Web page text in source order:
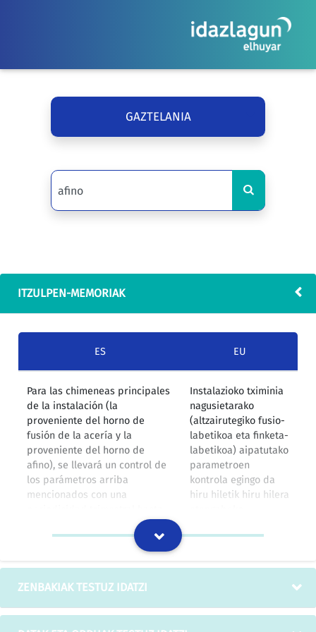
GAZTELANIA
ITZULPEN-MEMORIAK
ES EU
Para las chimeneas principales
de la instalación (la
proveniente del horno de
fusión de la acería y la
proveniente del horno de
afino), se llevará un control de
los parámetros arriba
mencionados con una
la entrada en funcionamiento
de los medidores en continuo.
Instalazioko tximinia
nagusietarako
(altzairutegiko fusio-
labetikoa eta finketa-
labetikoa) aipatutako
parametroen
kontrola egingo da
hiru hiletik hiru hilera
funtzionamenduan
IZOko itzulpen-memoria
ZENBAKIAK TESTUZ IDATZI